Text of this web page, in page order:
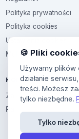
Polityka prywatności
Polityka cookies
Ustawienia cookies
Multikod
KONTO
Zaloguj sie
Panel uzytkownika
🍪 Pliki
Używamy plików
działanie
treści. Możesz
tylko niezbędne.
Tylko